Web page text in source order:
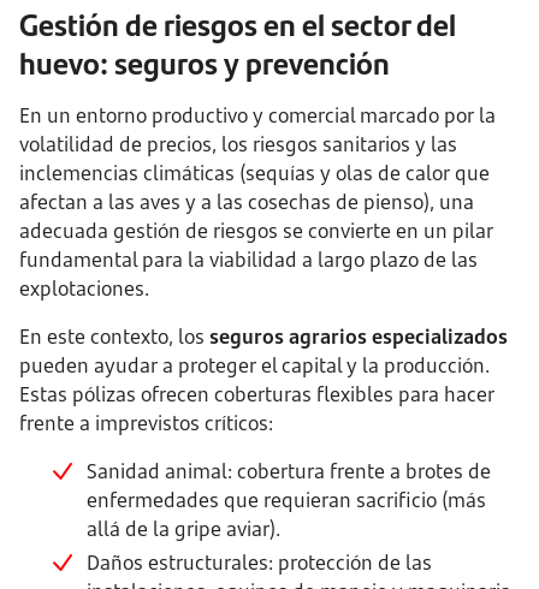
Gestión de riesgos en el sector del
huevo: seguros y prevención
En un entorno productivo y comercial marcado por la
volatilidad de precios, los riesgos sanitarios y las
inclemencias climáticas (sequías y olas de calor que
afectan a las aves y a las cosechas de pienso), una
adecuada gestión de riesgos se convierte en un pilar
fundamental para la viabilidad a largo plazo de las
explotaciones.
En este contexto, los seguros agrarios especializados
pueden ayudar a proteger el capital y la producción.
Estas pólizas ofrecen coberturas flexibles para hacer
frente a imprevistos críticos:
Sanidad animal: cobertura frente a brotes de
enfermedades que requieran sacrificio (más
allá de la gripe aviar).
Daños estructurales: protección de las